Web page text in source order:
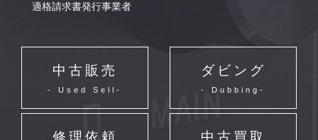
適格請求書発行事業者
中古販売
- Used Sell-
ダビング
- Dubbing-
修理依頼 中古買取